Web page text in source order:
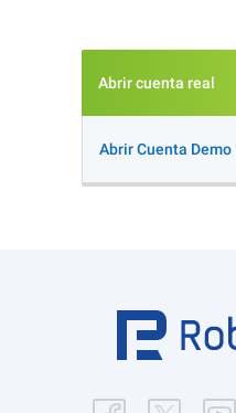
Abrir cuenta real
Abrir Cuenta Demo